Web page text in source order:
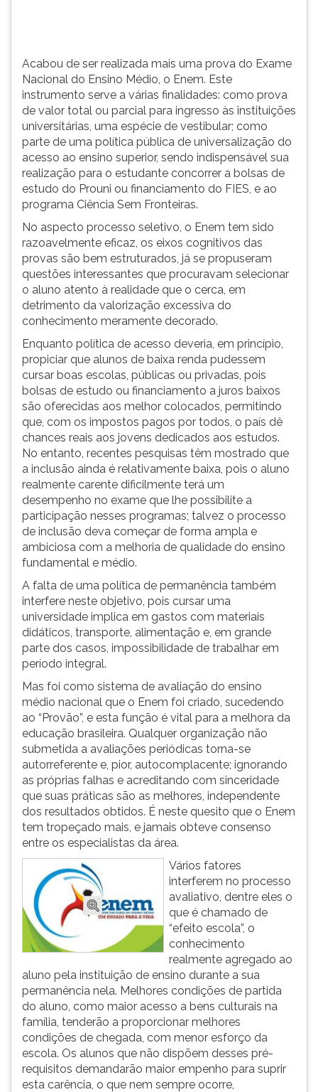
propuseram
questões
pausar
leitura
pressione
(primeira
tecla
esquerda
continuar
pressione
(primeira
tecla
direita
menu
principal
pressione
tecla
Pressione
para
ouvir
essa
instrução
novamente.
Acabou de ser realizada mais uma prova do Exame
Nacional do Ensino Médio, o Enem. Este
instrumento serve a várias finalidades: como prova
de valor total ou parcial para ingresso às instituições
universitárias, uma espécie de vestibular; como
parte de uma política pública de universalização do
acesso ao ensino superior, sendo indispensável sua
realização para o estudante concorrer a bolsas de
estudo do Prouni ou financiamento do FIES, e ao
programa Ciência Sem Fronteiras.
No aspecto processo seletivo, o Enem tem sido
razoavelmente eficaz, os eixos cognitivos das
provas são bem estruturados, já se propuseram
questões interessantes que procuravam selecionar
o aluno atento à realidade que o cerca, em
detrimento da valorização excessiva do
conhecimento meramente decorado.
Enquanto política de acesso deveria, em princípio,
propiciar que alunos de baixa renda pudessem
cursar boas escolas, públicas ou privadas, pois
bolsas de estudo ou financiamento a juros baixos
são oferecidas aos melhor colocados, permitindo
que, com os impostos pagos por todos, o país dê
chances reais aos jovens dedicados aos estudos.
No entanto, recentes pesquisas têm mostrado que
a inclusão ainda é relativamente baixa, pois o aluno
realmente carente dificilmente terá um
desempenho no exame que lhe possibilite a
participação nesses programas; talvez o processo
de inclusão deva começar de forma ampla e
ambiciosa com a melhoria de qualidade do ensino
fundamental e médio.
A falta de uma política de permanência também
interfere neste objetivo, pois cursar uma
universidade implica em gastos com materiais
didáticos, transporte, alimentação e, em grande
parte dos casos, impossibilidade de trabalhar em
período integral.
Mas foi como sistema de avaliação do ensino
médio nacional que o Enem foi criado, sucedendo
ao “Provão”, e esta função é vital para a melhora da
educação brasileira. Qualquer organização não
submetida a avaliações periódicas torna-se
autorreferente e, pior, autocomplacente; ignorando
as próprias falhas e acreditando com sinceridade
que suas práticas são as melhores, independente
dos resultados obtidos. É neste quesito que o Enem
tem tropeçado mais, e jamais obteve consenso
entre os especialistas da área.
Vários fatores
interferem no processo
avaliativo, dentre eles o
que é chamado de
“efeito escola”, o
conhecimento
realmente agregado ao
aluno pela instituição de ensino durante a sua
permanência nela. Melhores condições de partida
do aluno, como maior acesso a bens culturais na
família, tenderão a proporcionar melhores
condições de chegada, com menor esforço da
escola. Os alunos que não dispõem desses pré-
requisitos demandarão maior empenho para suprir
esta carência, o que nem sempre ocorre,